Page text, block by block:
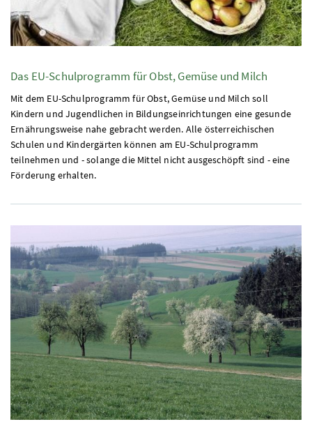
Das EU-Schulprogramm für Obst, Gemüse und Milch
Mit dem EU-Schulprogramm für Obst, Gemüse und Milch soll
Kindern und Jugendlichen in Bildungseinrichtungen eine gesunde
Ernährungsweise nahe gebracht werden. Alle österreichischen
Schulen und Kindergärten können am EU-Schulprogramm
teilnehmen und - solange die Mittel nicht ausgeschöpft sind - eine
Förderung erhalten.